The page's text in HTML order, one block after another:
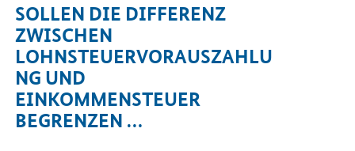
SOLLEN DIE DIFFERENZ
ZWISCHEN
LOHNSTEUERVORAUSZAHLU
NG UND
EINKOMMENSTEUER
BEGRENZEN …